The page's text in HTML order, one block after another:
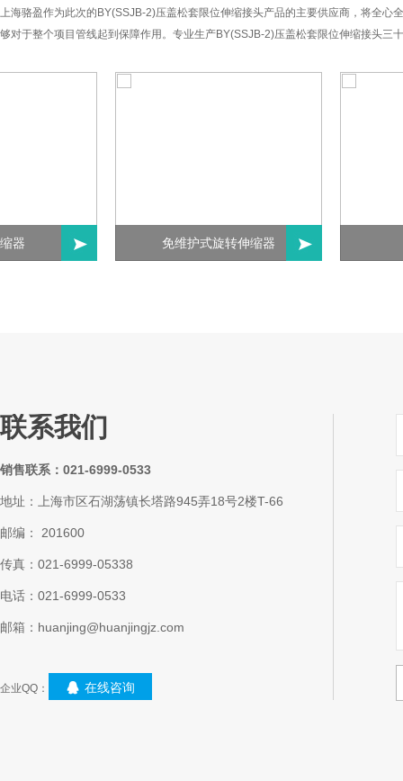
上海骆盈作为此次的BY(SSJB-2)压盖松套限位伸缩接头产品的主要供应商，将全
够对于整个项目管线起到保障作用。专业生产BY(SSJB-2)压盖松套限位伸缩接头三
SSQ-1套管式伸缩器 RS柔性套管伸缩器
联系我们
销售联系：021-6999-0533
地址：上海市区石湖荡镇长塔路945弄18号2楼T-66
邮编： 201600
传真：021-6999-05338
电话：021-6999-0533
邮箱：huanjing@huanjingjz.com
企业QQ： 在线咨询